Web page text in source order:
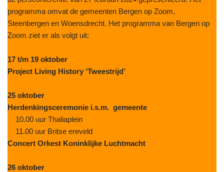
programma omvat de gemeenten Bergen op Zoom,
Steenbergen en Woensdrecht. Het programma van Bergen op
Zoom ziet er als volgt uit:
17 t/m 19 oktober
Project Living History ‘Tweestrijd’
25 oktober
Herdenkingsceremonie i.s.m. gemeente
10.00 uur Thaliaplein
11.00 uur Britse ereveld
Concert Orkest Koninklijke Luchtmacht
26 oktober